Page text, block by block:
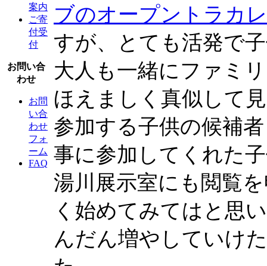
案内
ご寄
付受
付
お問い合
わせ
お問
い合
わせ
フォ
ーム
FAQ
ブのオープントラカレ
すが、とても活発で
大人も一緒にファミ
ほえましく真似して
参加する子供の候補
事に参加してくれた
湯川展示室にも閲覧
く始めてみてはと思
んだん増やしていけ